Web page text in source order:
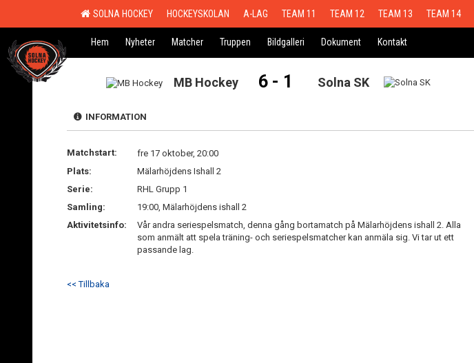
SOLNA HOCKEY HOCKEYSKOLAN A-LAG TEAM 11 TEAM 12 TEAM 13 TEAM 14
Hem Nyheter Matcher Truppen Bildgalleri Dokument Kontakt
MB Hockey 6 - 1 Solna SK
INFORMATION
Matchstart:
fre 17 oktober, 20:00
Plats:
Mälarhöjdens Ishall 2
Serie:
RHL Grupp 1
Samling:
19:00, Mälarhöjdens ishall 2
Aktivitetsinfo:
Vår andra seriespelsmatch, denna gång bortamatch på Mälarhöjdens ishall 2. Alla
som anmält att spela träning- och seriespelsmatcher kan anmäla sig. Vi tar ut ett
passande lag.
<< Tillbaka